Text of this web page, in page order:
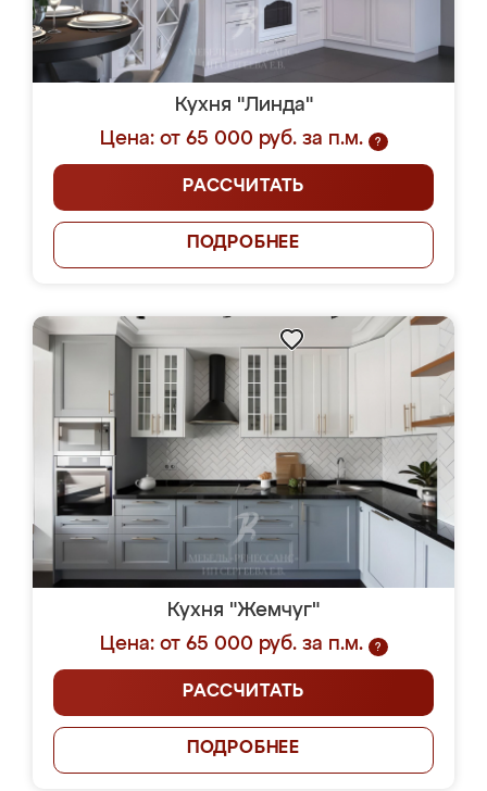
Кухня "Линда"
Цена: от 65 000 руб. за п.м.
?
РАССЧИТАТЬ
ПОДРОБНЕЕ
Кухня "Жемчуг"
Цена: от 65 000 руб. за п.м.
?
РАССЧИТАТЬ
ПОДРОБНЕЕ